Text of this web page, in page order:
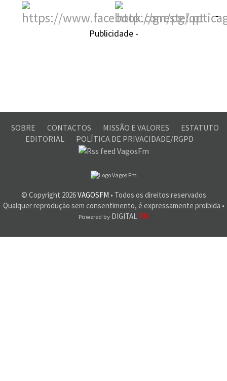
-
Publicidade -
SOBRE CONTACTOS MISSÃO E VALORES
ESTATUTO
EDITORIAL
POLÍTICA DE PRIVACIDADE/RGPD
© Copyright 2026VAGOSFM • Todos os direitos reservados
Qualquer reprodução sem consentimento, é expressamente proibida •
Powered byDIGITAL RM